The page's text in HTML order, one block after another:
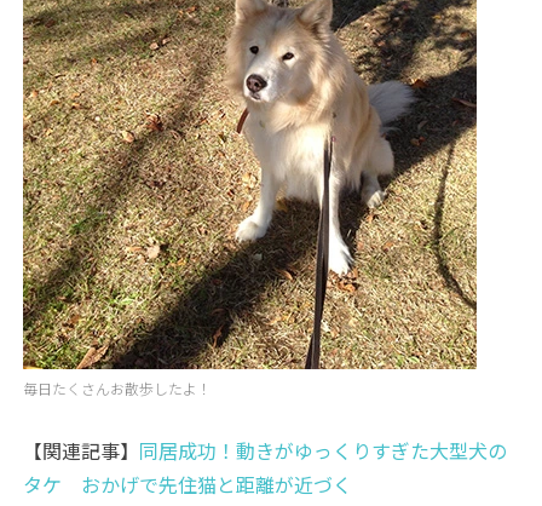
毎日たくさんお散歩したよ！
【関連記事】 同居成功！動きがゆっくりすぎた大型犬の
タケ おかげで先住猫と距離が近づく